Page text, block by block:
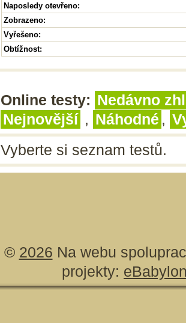
Naposledy otevřeno:
Zobrazeno:
Vyřešeno:
Obtížnost:
Online testy: Nedávno
Nejnovější , Náhodné ,
Vyberte si seznam testů.
© 2026 Na webu
projekty: